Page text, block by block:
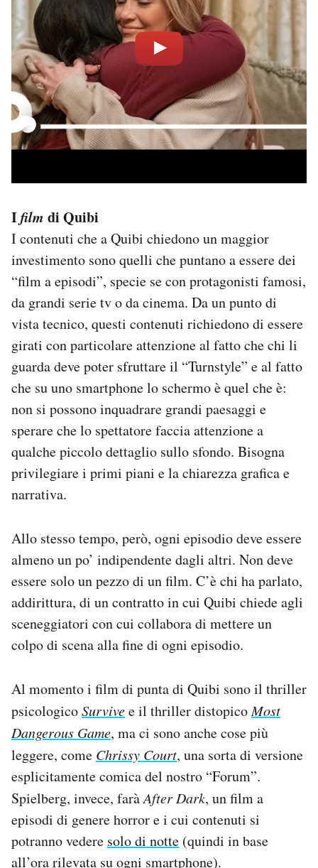
Ifilm di Quibi
I contenuti che a Quibi chiedono un maggior
investimento sono quelli che puntano a essere dei
“film a episodi”, specie se con protagonisti famosi,
da grandi serie tv o da cinema. Da un punto di
vista tecnico, questi contenuti richiedono di essere
girati con particolare attenzione al fatto che chi li
guarda deve poter sfruttare il “Turnstyle” e al fatto
che su uno smartphone lo schermo è quel che è:
non si possono inquadrare grandi paesaggi e
sperare che lo spettatore faccia attenzione a
qualche piccolo dettaglio sullo sfondo. Bisogna
privilegiare i primi piani e la chiarezza grafica e
narrativa.
Allo stesso tempo, però, ogni episodio deve essere
almeno un po’ indipendente dagli altri. Non deve
essere solo un pezzo di un film. C’è chi ha parlato,
addirittura, di un contratto in cui Quibi chiede agli
sceneggiatori con cui collabora di mettere un
colpo di scena alla fine di ogni episodio.
Al momento i film di punta di Quibi sono il thriller
psicologicoSurvivee il thriller distopicoMost
Dangerous Game, ma ci sono anche cose più
leggere, come Chrissy Court, una sorta di versione
esplicitamente comica del nostro “Forum”.
Spielberg, invece, faràAfter Dark, un film a
episodi di genere horror e i cui contenuti si
potranno vedere solo di notte (quindi in base
all’ora rilevata su ogni smartphone).